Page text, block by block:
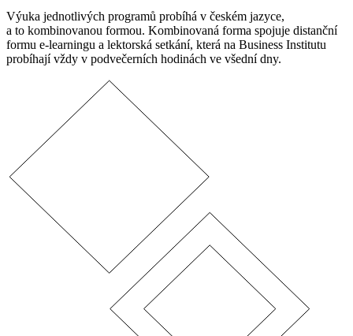
Výuka jednotlivých programů probíhá v českém jazyce,
a to kombinovanou formou. Kombinovaná forma spojuje distanční
formu e-learningu a lektorská setkání, která na Business Institutu
probíhají vždy v podvečerních hodinách ve všední dny.